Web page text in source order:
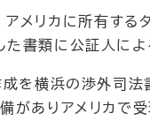
アメリカに所有す
書類に公証人によ
を横浜の渉外司
がありアメリカで